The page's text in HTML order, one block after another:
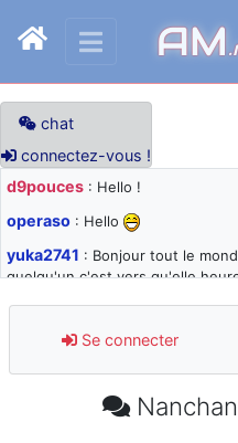
AM
chat
connectez-vous !
d9pouces : Hello !
operaso : Hello
yuka2741 : Bonjour tout le
quelqu'un c'est vers qu'elle
d9pouces: désolé pour les
jours : je teste des méthodes
: Super, la nouvelle
Se connecter